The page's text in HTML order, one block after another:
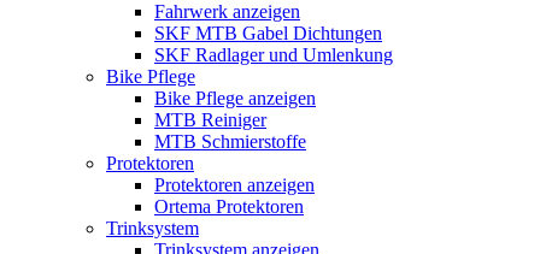
Fahrwerk anzeigen
SKF MTB Gabel Dichtungen
SKF Radlager und Umlenkung
Bike Pflege
Bike Pflege anzeigen
MTB Reiniger
MTB Schmierstoffe
Protektoren
Protektoren anzeigen
Ortema Protektoren
Trinksystem
Trinksystem anzeigen